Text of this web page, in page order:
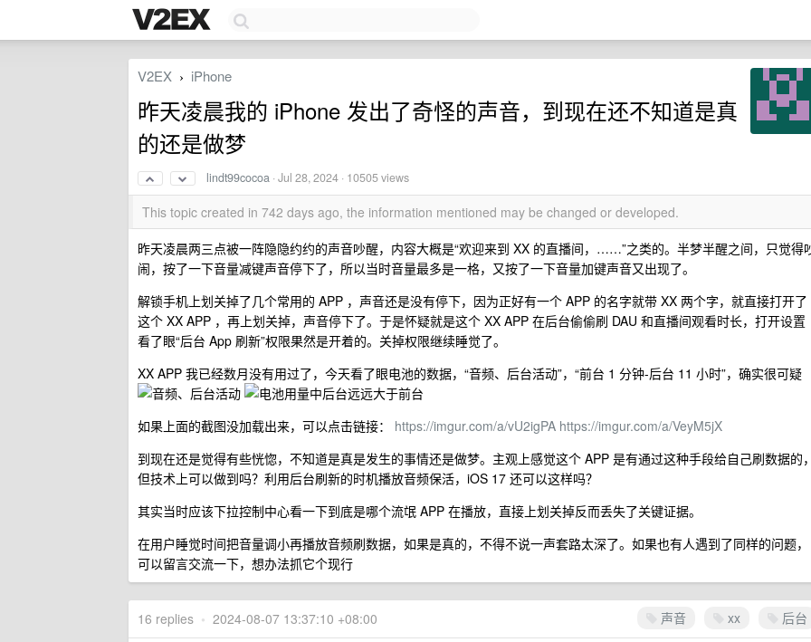
V2EX › iPhone
昨天凌晨我的 iPhone 发出了奇怪的声音，到现在还不知道是真
的还是做梦
lindt99cocoa ·Jul 28, 2024 · 10505 views
This topic created in 742 days ago, the information mentioned may be changed or developed.
昨天凌晨两三点被一阵隐隐约约的声音吵醒，内容大概是“欢迎来到 XX 的直播间，……”之类的。半梦半醒之间，只觉得
闹，按了一下音量减键声音停下了，所以当时音量最多是一格，又按了一下音量加键声音又出现了。
解锁手机上划关掉了几个常用的 APP ，声音还是没有停下，因为正好有一个 APP 的名字就带 XX 两个字，就直接打开了
这个 XX APP ，再上划关掉，声音停下了。于是怀疑就是这个 XX APP 在后台偷偷刷 DAU 和直播间观看时长，打开设置
看了眼“后台 App 刷新”权限果然是开着的。关掉权限继续睡觉了。
XX APP 我已经数月没有用过了，今天看了眼电池的数据，“音频、后台活动”，“前台 1 分钟-后台 11 小时”，确实很可疑
如果上面的截图没加载出来，可以点击链接： https://imgur.com/a/vU2igPA https://imgur.com/a/VeyM5jX
到现在还是觉得有些恍惚，不知道是真是发生的事情还是做梦。主观上感觉这个 APP 是有通过这种手段给自己刷数据的，
但技术上可以做到吗？利用后台刷新的时机播放音频保活，iOS 17 还可以这样吗？
其实当时应该下拉控制中心看一下到底是哪个流氓 APP 在播放，直接上划关掉反而丢失了关键证据。
在用户睡觉时间把音量调小再播放音频刷数据，如果是真的，不得不说一声套路太深了。如果也有人遇到了同样的问题，
可以留言交流一下，想办法抓它个现行
声音 xx 后台
16 replies • 2024-08-07 13:37:10 +08:00